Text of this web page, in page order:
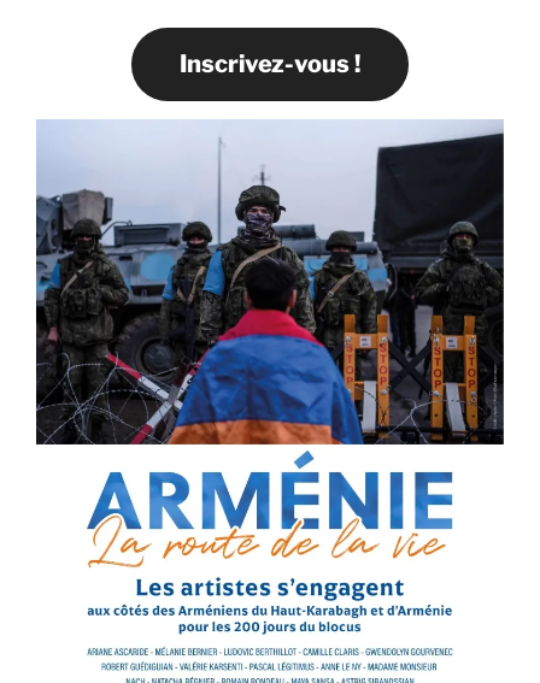
Inscrivez-vous !